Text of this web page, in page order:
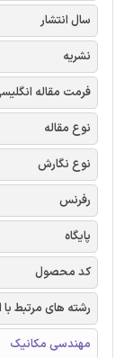
سال انتشار
نشریه
فرمت مقاله
نوع مقاله
نوع نگارش
رفرنس
پایگاه
کد محصول
رشته های مرتبط با
مهندسی مکانیک